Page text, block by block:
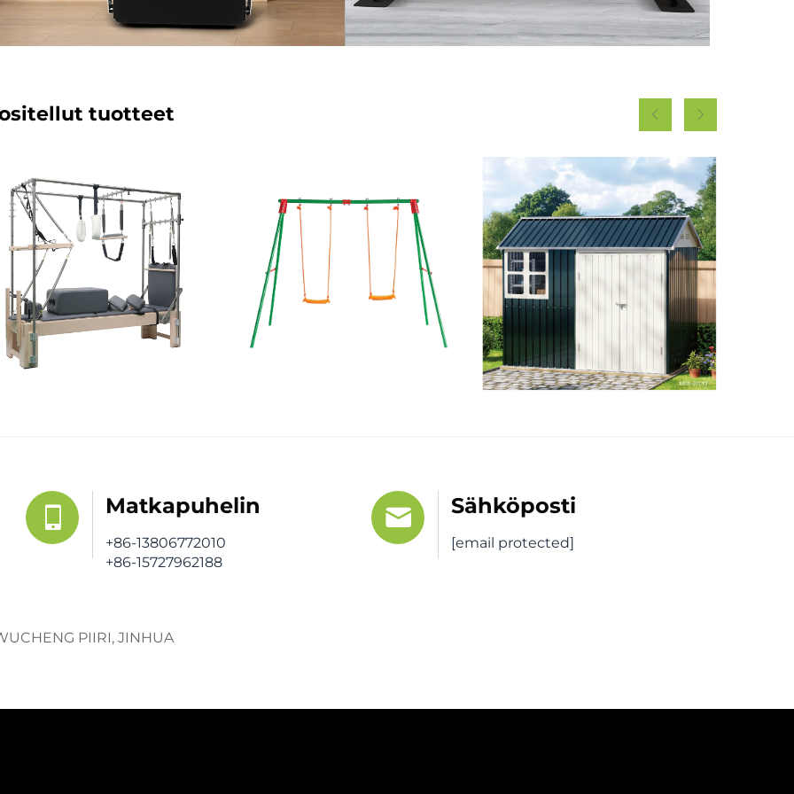
tuotteet
Matkapuhelin
+86-13806772010
+86-15727962188
Sähköposti
[email protected]
PIIRI, JINHUA